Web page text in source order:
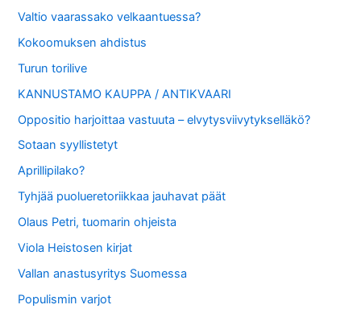
Valtio vaarassako velkaantuessa?
Kokoomuksen ahdistus
Turun torilive
KANNUSTAMO KAUPPA / ANTIKVAARI
Oppositio harjoittaa vastuuta – elvytysviivytykselläkö?
Sotaan syyllistetyt
Aprillipilako?
Tyhjää puolueretoriikkaa jauhavat päät
Olaus Petri, tuomarin ohjeista
Viola Heistosen kirjat
Vallan anastusyritys Suomessa
Populismin varjot